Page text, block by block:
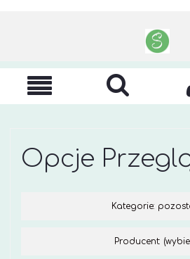
Opcje
Kategorie:
Producent: